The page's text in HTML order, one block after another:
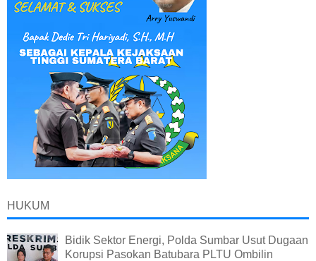
HUKUM
Bidik Sektor Energi, Polda Sumbar Usut Dugaan
Korupsi Pasokan Batubara PLTU Ombilin